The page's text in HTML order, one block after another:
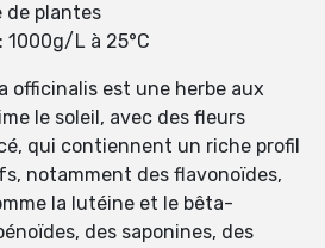
de plantes
1000g/L à 25°C
officinalis est une herbe aux
le soleil, avec des fleurs
qui contiennent un riche profil
notamment des flavonoïdes,
la lutéine et le bêta-
des saponines, des